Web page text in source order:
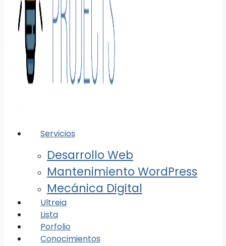
Servicios
Desarrollo Web
Mantenimiento WordPress
Mecánica Digital
Ultreia
Lista
Porfolio
Conocimientos